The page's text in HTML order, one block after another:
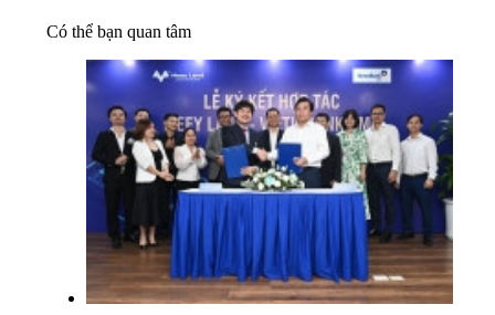
Có thể bạn quan tâm